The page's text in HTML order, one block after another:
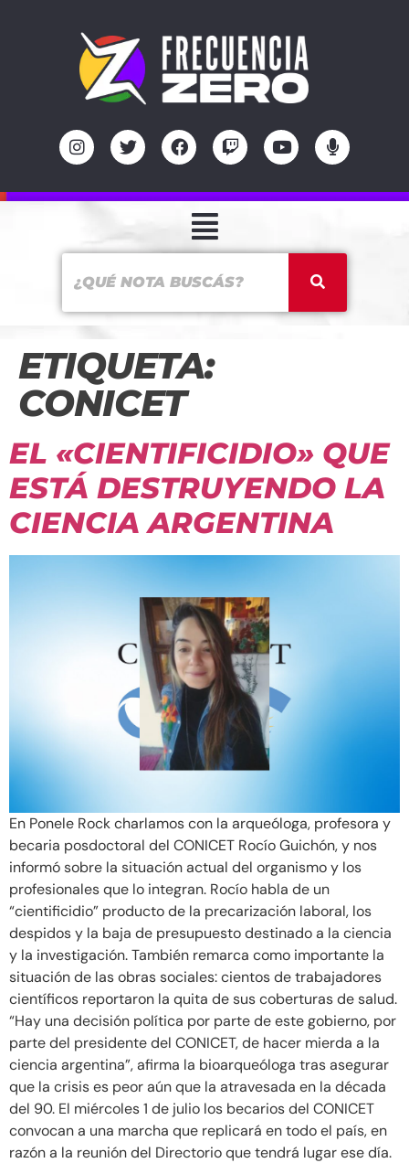
ETIQUETA:
CONICET
EL «CIENTIFICIDIO» QUE
ESTÁ DESTRUYENDO LA
CIENCIA ARGENTINA
En Ponele Rock charlamos con la arqueóloga, profesora y
becaria posdoctoral del CONICET Rocío Guichón, y nos
informó sobre la situación actual del organismo y los
profesionales que lo integran. Rocío habla de un
“cientificidio” producto de la precarización laboral, los
despidos y la baja de presupuesto destinado a la ciencia
y la investigación. También remarca como importante la
situación de las obras sociales: cientos de trabajadores
científicos reportaron la quita de sus coberturas de salud.
“Hay una decisión política por parte de este gobierno, por
parte del presidente del CONICET, de hacer mierda a la
ciencia argentina”, afirma la bioarqueóloga tras asegurar
que la crisis es peor aún que la atravesada en la década
del 90. El miércoles 1 de julio los becarios del CONICET
convocan a una marcha que replicará en todo el país, en
razón a la reunión del Directorio que tendrá lugar ese día.